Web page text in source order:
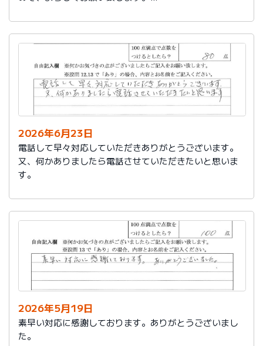
集長さんにもよろしく…
2026年6月23日
電話して早々対応していただきありがとうございます。
又、何かありましたら電話させていただきたいと思いま
す。
2026年5月19日
素早い対応に感謝しております。ありがとうございまし
た。